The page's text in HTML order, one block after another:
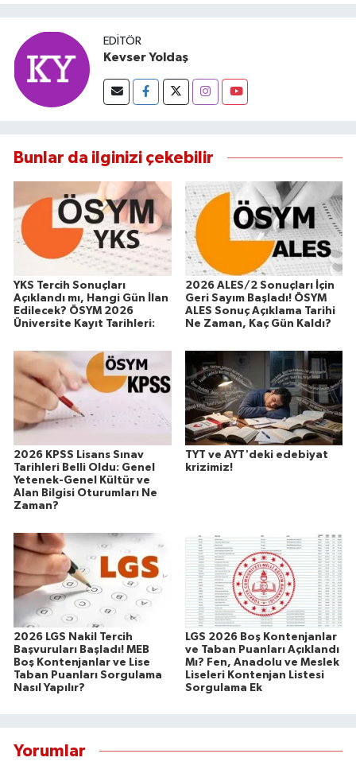
EDITÖR
Kevser Yoldaş
Bunlar da ilginizi çekebilir
YKS Tercih Sonuçları
Açıklandı mı, Hangi Gün İlan
Edilecek? ÖSYM 2026
Üniversite Kayıt Tarihleri:
2026 ALES/2 Sonuçları İçin
Geri Sayım Başladı! ÖSYM
ALES Sonuç Açıklama Tarihi
Ne Zaman, Kaç Gün Kaldı?
2026 KPSS Lisans Sınav
Tarihleri Belli Oldu: Genel
Yetenek-Genel Kültür ve
Alan Bilgisi Oturumları Ne
Zaman?
TYT ve AYT'deki edebiyat
krizimiz!
2026 LGS Nakil Tercih
Başvuruları Başladı! MEB
Boş Kontenjanlar ve Lise
Taban Puanları Sorgulama
Nasıl Yapılır?
LGS 2026 Boş Kontenjanlar
ve Taban Puanları Açıklandı
Mı? Fen, Anadolu ve Meslek
Liseleri Kontenjan Listesi
Sorgulama Ek
Yorumlar